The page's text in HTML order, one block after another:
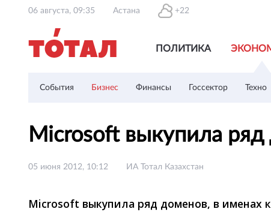
06 августа, 09:35 Астана +22
ПОЛИТИКА
События Бизнес Финансы Госсектор Техно
Microsoft выкупила
05 июня 2012, 10:12 ИА Тотал Казахстан
Microsoft выкупила ряд доменов, в именах